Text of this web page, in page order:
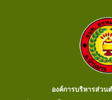
องค์การบริหารส่วน